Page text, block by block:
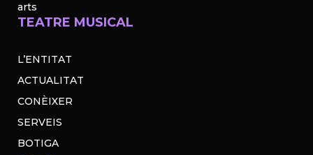
arts
TEATRE MUSICAL
L’ENTITAT
ACTUALITAT
CONÈIXER
SERVEIS
BOTIGA